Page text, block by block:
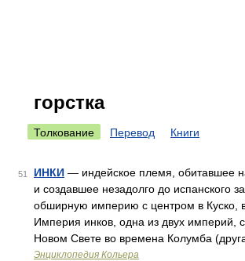
горстка
Толкование Перевод Книги
51 ИНКИ — индейское племя, обитавшее
и создавшее незадолго до испанского
обширную империю с центром в Куско,
Империя инков, одна из двух империй,
Новом Свете во времена Колумба
Энциклопедия Кольера